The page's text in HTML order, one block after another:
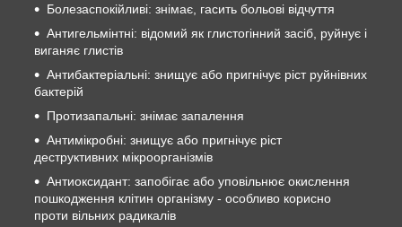
Болезаспокійливі: знімає, гасить больові відчуття
Антигельмінтні: відомий як глистогінний засіб, руйнує і
виганяє глистів
Антибактеріальні: знищує або пригнічує ріст руйнівних
бактерій
Протизапальні: знімає запалення
Антимікробні: знищує або пригнічує ріст
деструктивних мікроорганізмів
Антиоксидант: запобігає або уповільнює окислення
пошкодження клітин організму - особливо корисно
проти вільних радикалів